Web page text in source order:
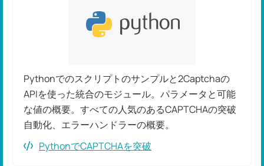
Pythonでのスクリプトのサンプルと2Captchaの
APIを使った統合のモジュール。パラメータと可能
な値の概要。すべての人気のあるCAPTCHAの突破
自動化、エラーハンドラーの概要。
PythonでCAPTCHAを突破